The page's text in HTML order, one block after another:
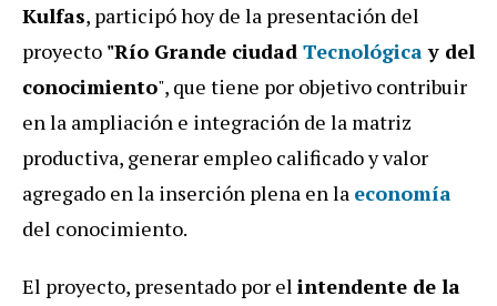
Kulfas, participó hoy de la presentación del
proyecto "Río Grande ciudad Tecnológicay del
conocimiento", que tiene por objetivo contribuir
en la ampliación e integración de la matriz
productiva, generar empleo calificado y valor
agregado en la inserción plena en la economía
del conocimiento.
El proyecto, presentado por el intendente de la